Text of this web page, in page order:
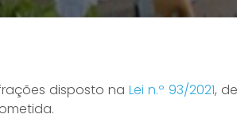
disposto na Lei n.º 93/2021,